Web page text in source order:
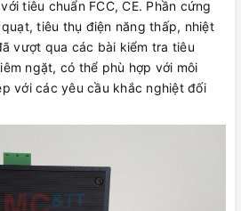
tiêu chuẩn FCC, CE. Phần cứng
tiêu thụ điện năng thấp, nhiệt
vượt qua các bài kiểm tra tiêu
ngặt, có thể phù hợp với môi
với các yêu cầu khắc nghiệt đối